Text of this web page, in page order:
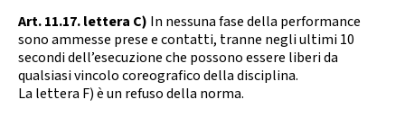
Art. 11.17. lettera C) In nessuna fase della performance
sono ammesse prese e contatti, tranne negli ultimi 10
secondi dell’esecuzione che possono essere liberi da
qualsiasi vincolo coreografico della disciplina.
La lettera F) è un refuso della norma.